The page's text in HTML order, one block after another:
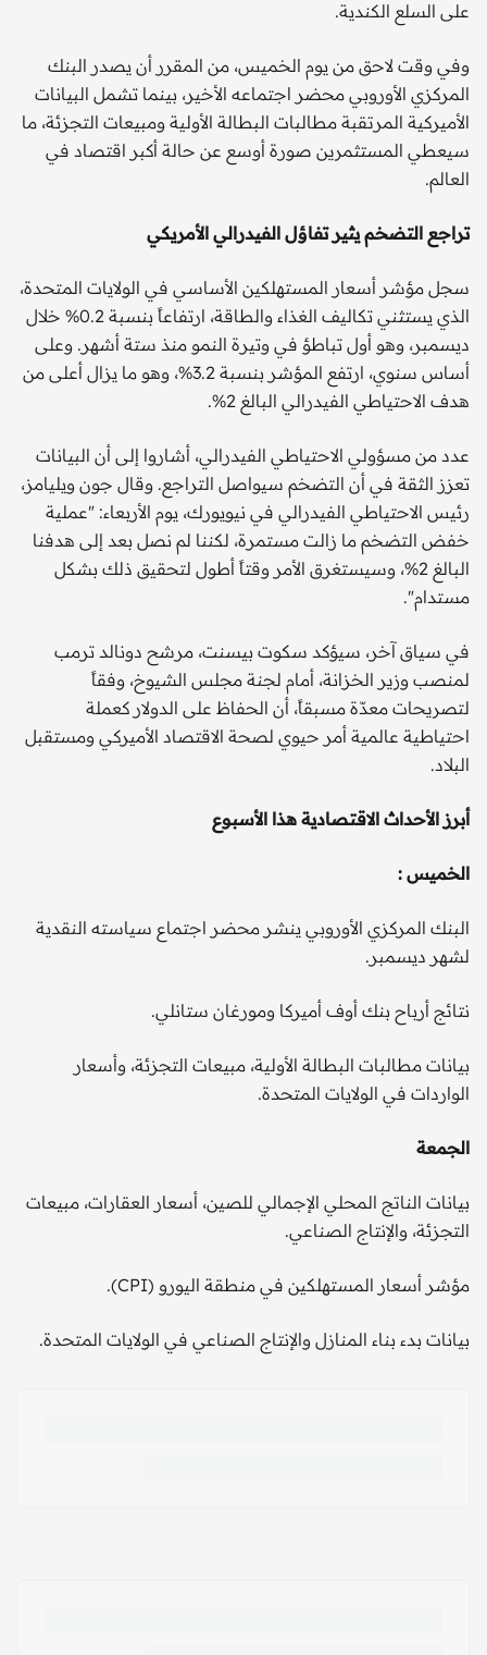
على السلع الكندية.
وفي وقت لاحق من يوم الخميس، من المقرر أن يصدر البنك
المركزي الأوروبي محضر اجتماعه الأخير، بينما تشمل البيانات
الأميركية المرتقبة مطالبات البطالة الأولية ومبيعات التجزئة، ما
سيعطي المستثمرين صورة أوسع عن حالة أكبر اقتصاد في
العالم.
تراجع التضخم يثير تفاؤل الفيدرالي الأمريكي
سجل مؤشر أسعار المستهلكين الأساسي في الولايات المتحدة،
الذي يستثني تكاليف الغذاء والطاقة، ارتفاعاً بنسبة 0.2% خلال
ديسمبر، وهو أول تباطؤ في وتيرة النمو منذ ستة أشهر. وعلى
أساس سنوي، ارتفع المؤشر بنسبة 3.2%، وهو ما يزال أعلى من
هدف الاحتياطي الفيدرالي البالغ 2%.
عدد من مسؤولي الاحتياطي الفيدرالي، أشاروا إلى أن البيانات
تعزز الثقة في أن التضخم سيواصل التراجع. وقال جون ويليامز،
رئيس الاحتياطي الفيدرالي في نيويورك، يوم الأربعاء: "عملية
خفض التضخم ما زالت مستمرة، لكننا لم نصل بعد إلى هدفنا
البالغ 2%، وسيستغرق الأمر وقتاً أطول لتحقيق ذلك بشكل
مستدام".
في سياق آخر، سيؤكد سكوت بيسنت، مرشح دونالد ترمب
لمنصب وزير الخزانة، أمام لجنة مجلس الشيوخ، وفقاً
لتصريحات معدّة مسبقاً، أن الحفاظ على الدولار كعملة
احتياطية عالمية أمر حيوي لصحة الاقتصاد الأميركي ومستقبل
البلاد.
أبرز الأحداث الاقتصادية هذا الأسبوع
الخميس :
البنك المركزي الأوروبي ينشر محضر اجتماع سياسته النقدية
لشهر ديسمبر.
نتائج أرباح بنك أوف أميركا ومورغان ستانلي.
بيانات مطالبات البطالة الأولية، مبيعات التجزئة، وأسعار
الواردات في الولايات المتحدة.
الجمعة
بيانات الناتج المحلي الإجمالي للصين، أسعار العقارات، مبيعات
التجزئة، والإنتاج الصناعي.
مؤشر أسعار المستهلكين في منطقة اليورو (CPI).
بيانات بدء بناء المنازل والإنتاج الصناعي في الولايات المتحدة.